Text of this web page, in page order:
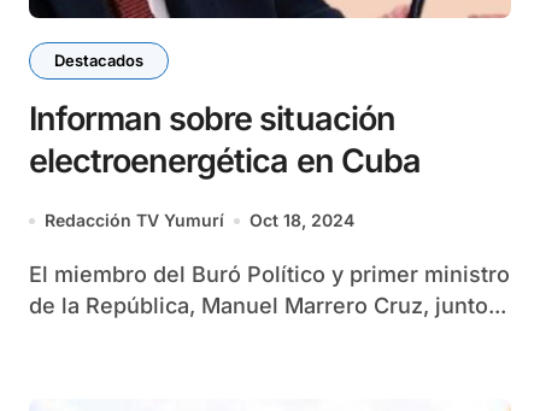
Destacados
Informan sobre situación
electroenergética en Cuba
Redacción TV Yumurí Oct 18, 2024
El miembro del Buró Político y primer ministro
de la República, Manuel Marrero Cruz, junto...